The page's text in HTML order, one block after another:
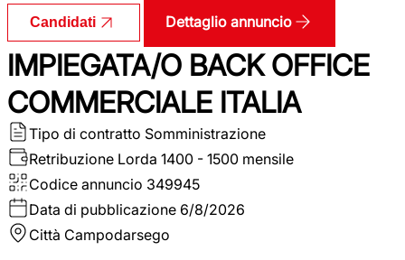
Candidati Dettaglio annuncio
IMPIEGATA/O BACK OFFICE
COMMERCIALE ITALIA
Tipo di contratto Somministrazione
Retribuzione Lorda 1400 - 1500 mensile
Codice annuncio 349945
Data di pubblicazione 6/8/2026
Città Campodarsego